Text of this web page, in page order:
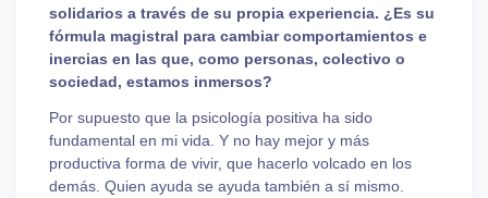
solidarios a través de su propia experiencia. ¿Es su
fórmula magistral para cambiar comportamientos e
inercias en las que, como personas, colectivo o
sociedad, estamos inmersos?
Por supuesto que la psicología positiva ha sido
fundamental en mi vida. Y no hay mejor y más
productiva forma de vivir, que hacerlo volcado en los
demás. Quien ayuda se ayuda también a sí mismo.